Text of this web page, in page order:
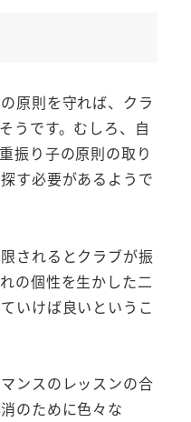
原則を守れば、クラ
うです。むしろ、自
振り子の原則の取り
す必要があるようで
されるとクラブが振
の個性を生かした二
いけば良いというこ
ンスのレッスンの合
のために色々な